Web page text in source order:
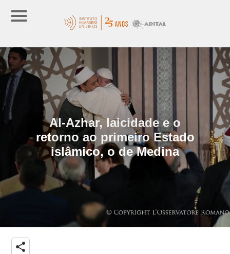
Al-Azhar, laicidade e o
retorno ao primeiro Estado
islâmico, o de Medina
share